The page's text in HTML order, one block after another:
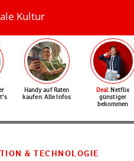
Kultur
Handy auf Raten
kaufen: Alle Infos
Deal: Netflix
günstiger
bekommen
& TECHNOLOGIE